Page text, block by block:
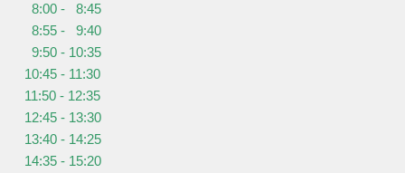
8:00 - 8:45
8:55 - 9:40
9:50 - 10:35
10:45 - 11:30
11:50 - 12:35
12:45 - 13:30
13:40 - 14:25
14:35 - 15:20